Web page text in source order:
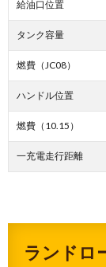
給油口位置
タンク容量
燃費（JC08）
ハンドル位置
燃費（10.15）
一充電走行距離
ランドロ